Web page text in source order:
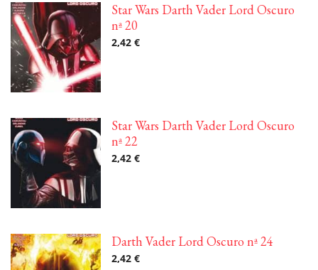
Star Wars Darth Vader Lord Oscuro
nª 20
2,42 €
Star Wars Darth Vader Lord Oscuro
nª 22
2,42 €
Darth Vader Lord Oscuro nª 24
2,42 €